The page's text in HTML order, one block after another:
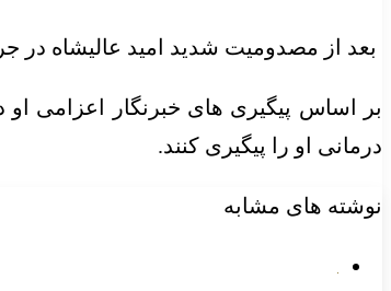
بعد از مصدومیت شدید امید عالیشاه در
بر اساس پیگیری های خبرنگار اعزامی
درمانی او را پیگیری کنند.
نوشته های مشابه